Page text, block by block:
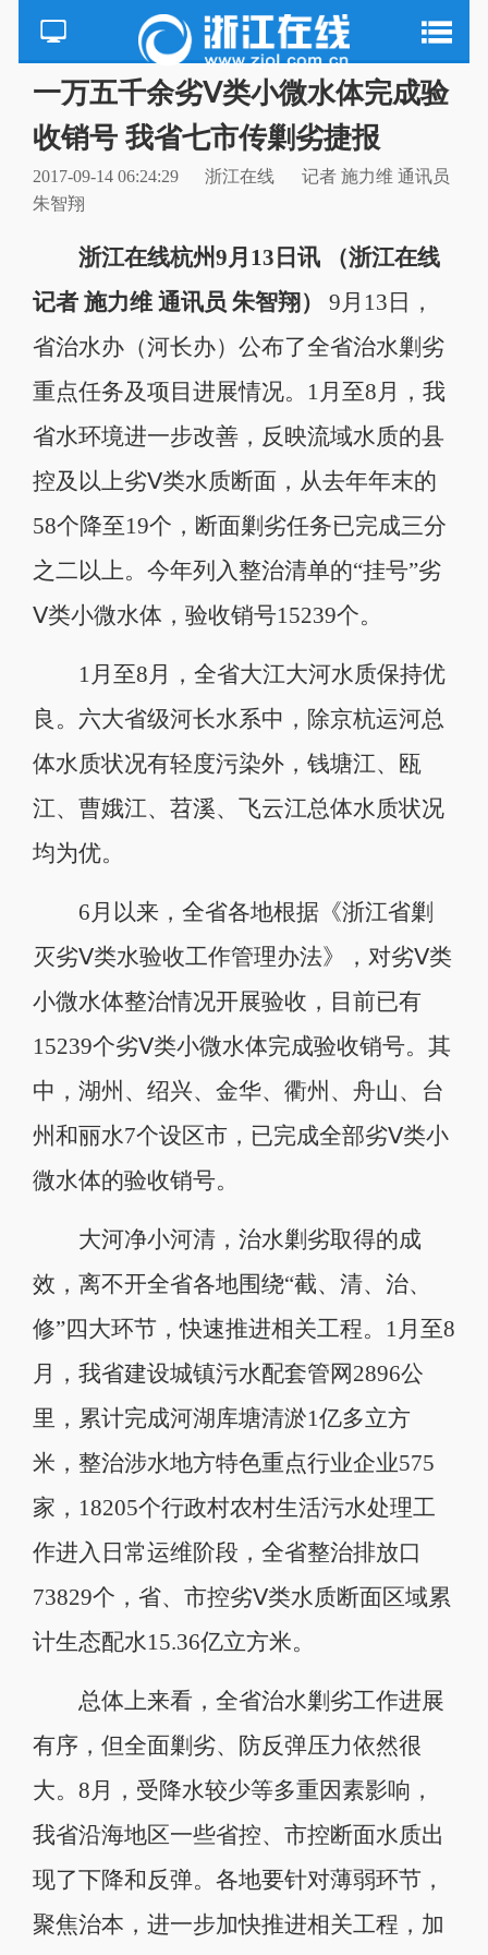
一万五千余劣Ⅴ类小微水体完成验
收销号 我省七市传剿劣捷报
2017-09-14 06:24:29 浙江在线
记者 施力维 通讯员
朱智翔
浙江在线杭州9月13日讯 （浙江在线
记者 施力维 通讯员 朱智翔）
9月13日，
省治水办（河长办）公布了全省治水剿劣
重点任务及项目进展情况。1月至8月，我
省水环境进一步改善，反映流域水质的县
控及以上劣Ⅴ类水质断面，从去年年末的
58个降至19个，断面剿劣任务已完成三分
之二以上。今年列入整治清单的“挂号”劣
Ⅴ类小微水体，验收销号15239个。
1月至8月，全省大江大河水质保持优
良。六大省级河长水系中，除京杭运河总
体水质状况有轻度污染外，钱塘江、瓯
江、曹娥江、苕溪、飞云江总体水质状况
均为优。
6月以来，全省各地根据《浙江省剿
灭劣Ⅴ类水验收工作管理办法》，对劣Ⅴ类
小微水体整治情况开展验收，目前已有
15239个劣Ⅴ类小微水体完成验收销号。其
中，湖州、绍兴、金华、衢州、舟山、台
州和丽水7个设区市，已完成全部劣Ⅴ类小
微水体的验收销号。
大河净小河清，治水剿劣取得的成
效，离不开全省各地围绕“截、清、治、
修”四大环节，快速推进相关工程。1月至8
月，我省建设城镇污水配套管网2896公
里，累计完成河湖库塘清淤1亿多立方
米，整治涉水地方特色重点行业企业575
家，18205个行政村农村生活污水处理工
作进入日常运维阶段，全省整治排放口
73829个，省、市控劣Ⅴ类水质断面区域累
计生态配水15.36亿立方米。
总体上来看，全省治水剿劣工作进展
有序，但全面剿劣、防反弹压力依然很
大。8月，受降水较少等多重因素影响，
我省沿海地区一些省控、市控断面水质出
现了下降和反弹。各地要针对薄弱环节，
聚焦治本，进一步加快推进相关工程，加